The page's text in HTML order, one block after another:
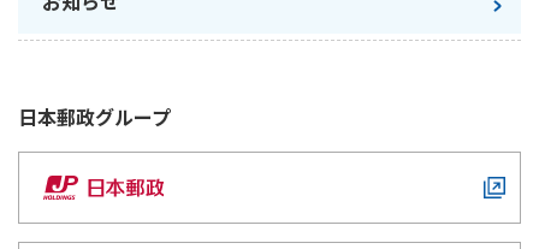
かんぽジャンクション
日本郵政グループ